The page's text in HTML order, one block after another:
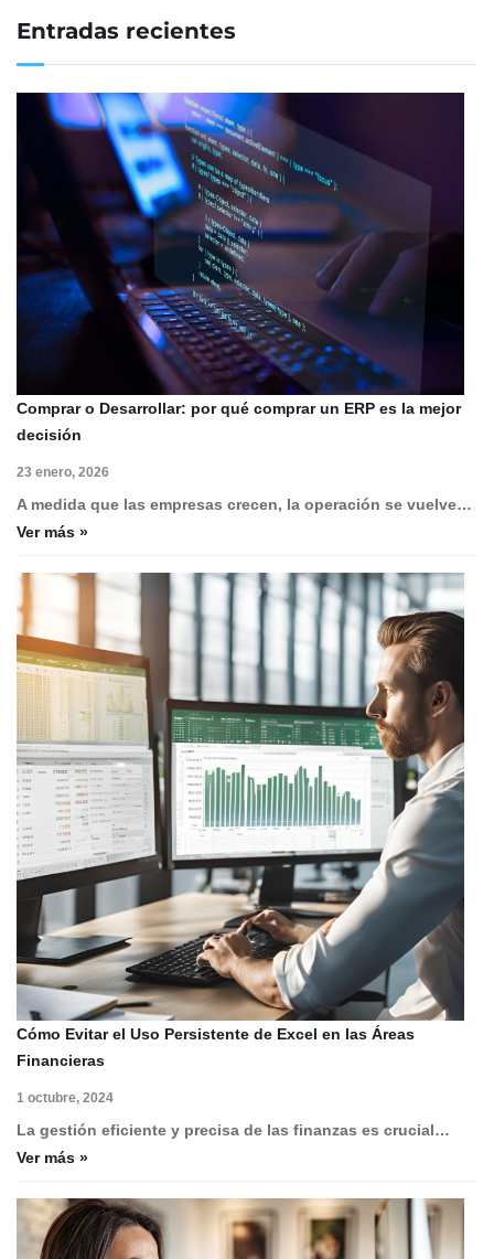
Entradas recientes
Comprar o Desarrollar: por qué comprar un ERP es la mejor
decisión
23 enero, 2026
A medida que las empresas crecen, la operación se vuelve…
Ver más »
Cómo Evitar el Uso Persistente de Excel en las Áreas
Financieras
1 octubre, 2024
La gestión eficiente y precisa de las finanzas es crucial…
Ver más »